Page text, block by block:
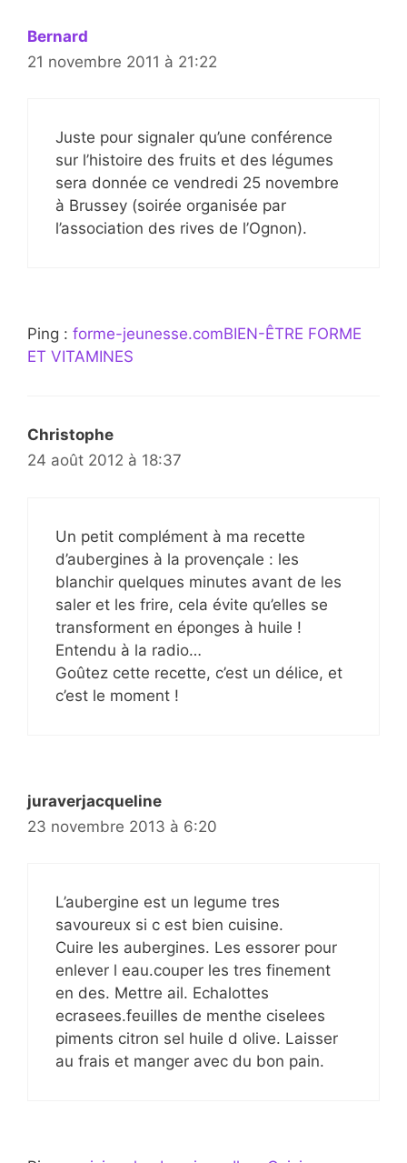
Bernard
21 novembre 2011 à 21:22
Juste pour signaler qu’une conférence
sur l’histoire des fruits et des légumes
sera donnée ce vendredi 25 novembre
à Brussey (soirée organisée par
l’association des rives de l’Ognon).
Ping : forme-jeunesse.comBIEN-ÊTRE FORME
ET VITAMINES
Christophe
24 août 2012 à 18:37
Un petit complément à ma recette
d’aubergines à la provençale : les
blanchir quelques minutes avant de les
saler et les frire, cela évite qu’elles se
transforment en éponges à huile !
Entendu à la radio…
Goûtez cette recette, c’est un délice, et
c’est le moment !
juraverjacqueline
23 novembre 2013 à 6:20
L’aubergine est un legume tres
savoureux si c est bien cuisine.
Cuire les aubergines. Les essorer pour
enlever l eau.couper les tres finement
en des. Mettre ail. Echalottes
ecrasees.feuilles de menthe ciselees
piments citron sel huile d olive. Laisser
au frais et manger avec du bon pain.